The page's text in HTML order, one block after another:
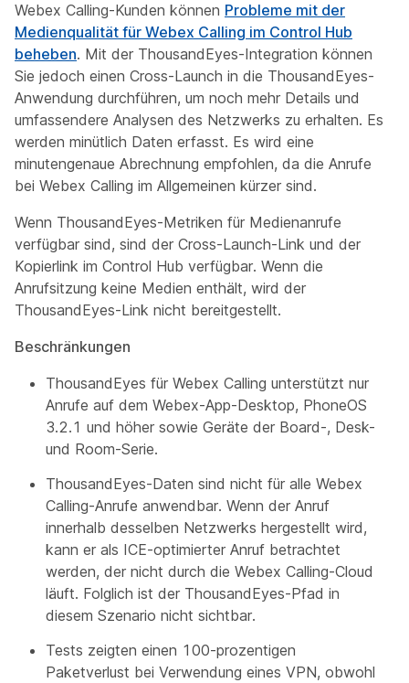
Webex Calling-Kunden können Probleme mit der
Medienqualität für Webex Calling im Control Hub
beheben. Mit der ThousandEyes-Integration können
Sie jedoch einen Cross-Launch in die ThousandEyes-
Anwendung durchführen, um noch mehr Details und
umfassendere Analysen des Netzwerks zu erhalten. Es
werden minütlich Daten erfasst. Es wird eine
minutengenaue Abrechnung empfohlen, da die Anrufe
bei Webex Calling im Allgemeinen kürzer sind.
Wenn ThousandEyes-Metriken für Medienanrufe
verfügbar sind, sind der Cross-Launch-Link und der
Kopierlink im Control Hub verfügbar. Wenn die
Anrufsitzung keine Medien enthält, wird der
ThousandEyes-Link nicht bereitgestellt.
Beschränkungen
ThousandEyes für Webex Calling unterstützt nur
Anrufe auf dem Webex-App-Desktop, PhoneOS
3.2.1 und höher sowie Geräte der Board-, Desk-
und Room-Serie.
ThousandEyes-Daten sind nicht für alle Webex
Calling-Anrufe anwendbar. Wenn der Anruf
innerhalb desselben Netzwerks hergestellt wird,
kann er als ICE-optimierter Anruf betrachtet
werden, der nicht durch die Webex Calling-Cloud
läuft. Folglich ist der ThousandEyes-Pfad in
diesem Szenario nicht sichtbar.
Tests zeigten einen 100-prozentigen
Paketverlust bei Verwendung eines VPN, obwohl